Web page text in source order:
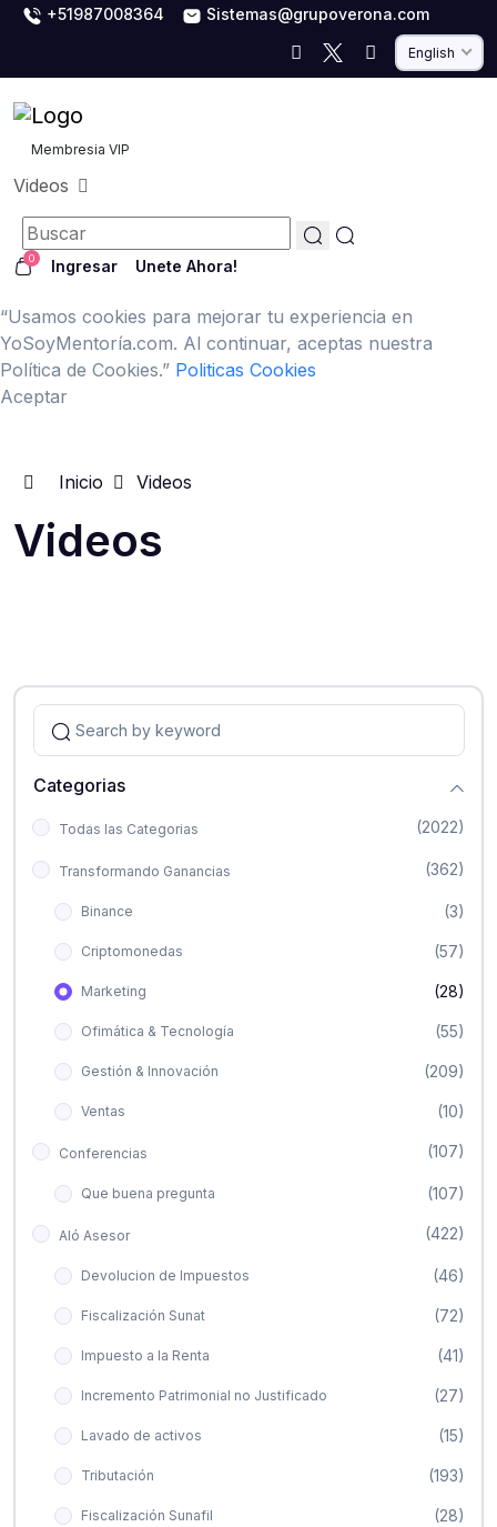
+51987008364 Sistemas@grupoverona.com
English
Membresia VIP
Videos
0 Ingresar Unete Ahora!
“Usamos cookies para mejorar tu experiencia en
YoSoyMentoría.com. Al continuar, aceptas nuestra
Política de Cookies.” Politicas Cookies
Aceptar
Inicio Videos
Videos
Categorias
Todas las Categorias (2022)
Transformando Ganancias (362)
Binance (3)
Criptomonedas (57)
Marketing (28)
Ofimática & Tecnología (55)
Gestión & Innovación (209)
Ventas (10)
Conferencias (107)
Que buena pregunta (107)
Aló Asesor (422)
Devolucion de Impuestos (46)
Fiscalización Sunat (72)
Impuesto a la Renta (41)
Incremento Patrimonial no Justificado (27)
Lavado de activos (15)
Tributación (193)
Fiscalización Sunafil (28)